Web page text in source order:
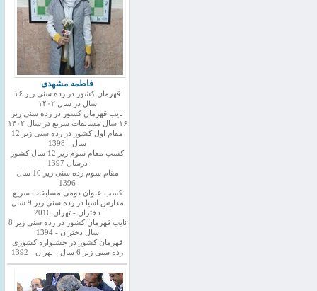
فاطمه مشهدی
قهرمان کشور در رده سنی زیر ۱۶
سال در سال ۱۴۰۲
نایب قهرمان کشور در رده سنی زیر
۱۶ سال مسابقات سریع در سال ۱۴۰۲
مقام اول کشور در رده سنی زیر 12
سال - 1398
کسب مقام سوم زیر 12 سال کشور
درسال 1397
مقام سوم رده سنی زیر 10 سال
1396
کسب عنوان دومی مسابقات سریع
مدارس اسیا در رده سنی زیر 9 سال
دختران - تهران 2016
نایب قهرمان کشور در رده سنی زیر 8
سال دختران - 1394
قهرمان کشور در جشنواره کشوری
رده سنی زیر 6 سال - تهران - 1392